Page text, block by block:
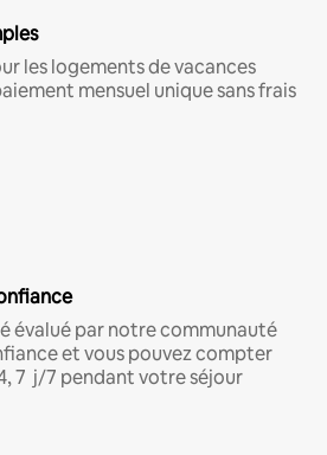
les logements de vacances
mensuel unique sans frais
évalué par notre communauté
et vous pouvez compter
7 j/7 pendant votre séjour